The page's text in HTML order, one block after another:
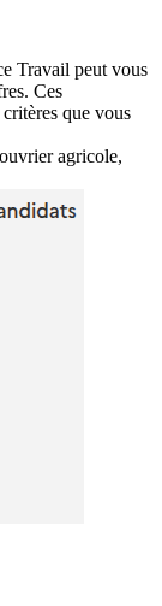
Travail peut vous
Ces
que vous
agricole,